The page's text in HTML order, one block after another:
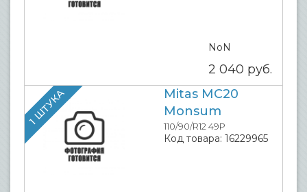
NoN
2 040 руб.
1 ШТУКА
Mitas MC20
Monsum
110/90/R12 49P
Код товара: 16229965